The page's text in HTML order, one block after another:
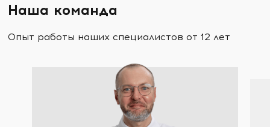
Наша команда
Опыт работы наших специалистов от 12 лет